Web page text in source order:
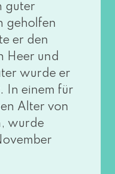
guter
gehol­fen
er den
Heer und
wur­de er
In einem für
Alter von
wur­de